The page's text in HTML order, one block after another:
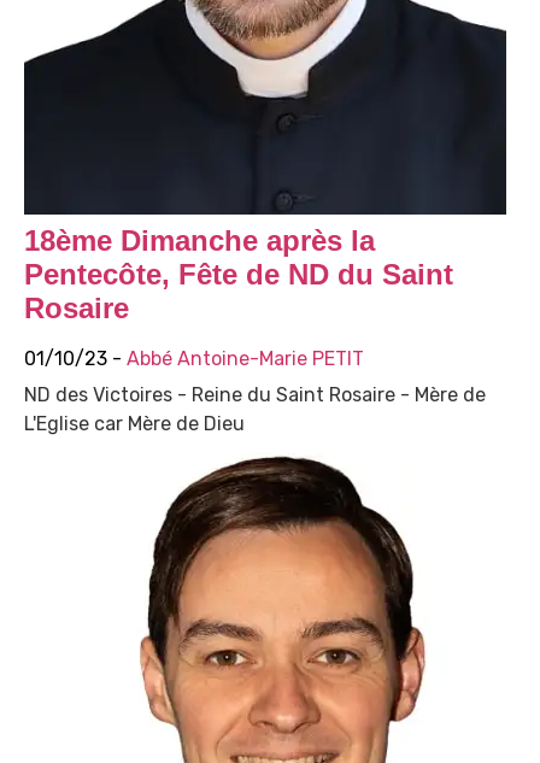
18ème Dimanche après la
Pentecôte, Fête de ND du Saint
Rosaire
01/10/23 - Abbé Antoine-Marie PETIT
ND des Victoires - Reine du Saint Rosaire - Mère de
L'Eglise car Mère de Dieu